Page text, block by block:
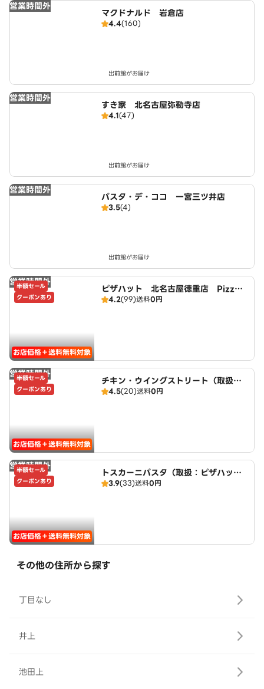
営業時間外
マクドナルド 岩倉店
4.4(160)
出前館がお届け
営業時間外
すき家 北名古屋弥勒寺店
4.1(47)
出前館がお届け
営業時間外
パスタ・デ・ココ 一宮三ツ井店
3.5(4)
出前館がお届け
営業時間外
半額セール
クーポンあり
お店価格＋送料無料対象
ピザハット 北名古屋徳重店 PizzaH
ut4.2(99)送料0円
営業時間外
半額セール
クーポンあり
お店価格＋送料無料対象
チキン・ウイングストリート（取扱：
ピザハット北名古屋徳重店）
4.5(20)送料0円
営業時間外
半額セール
クーポンあり
お店価格＋送料無料対象
トスカーニパスタ（取扱：ピザハット
北名古屋徳重店）
3.9(33)送料0円
その他の住所から探す
丁目なし
井上
池田上